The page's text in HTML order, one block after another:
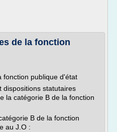
de la fonction
fonction publique d'état
dispositions statutaires
la catégorie B de la fonction
B de la fonction
au J.O :